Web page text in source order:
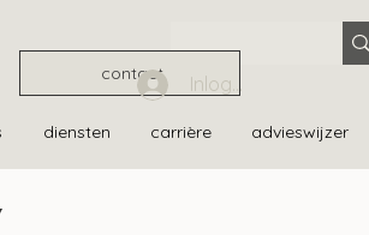
contact
diensten carrière advieswijzer
Inloggen